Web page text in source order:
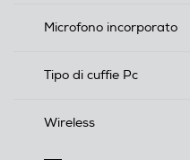
Microfono incorporato
Tipo di cuffie Pc
Wireless